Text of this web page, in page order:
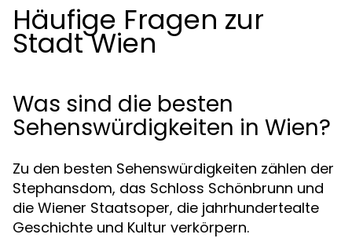
Häufige Fragen zur
Stadt Wien
Was sind die besten
Sehenswürdigkeiten in Wien?
Zu den besten Sehenswürdigkeiten zählen der
Stephansdom, das Schloss Schönbrunn und
die Wiener Staatsoper, die jahrhundertealte
Geschichte und Kultur verkörpern.